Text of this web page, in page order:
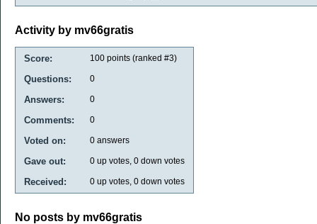
Activity by mv66gratis
Score: 100 points (ranked #3)
Questions: 0
Answers: 0
Comments: 0
Voted on: 0 answers
Gave out: 0 up votes, 0 down votes
Received: 0 up votes, 0 down votes
No posts by mv66gratis